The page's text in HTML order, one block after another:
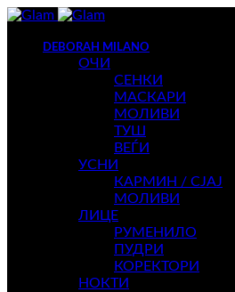
DEBORAH MILANO
ОЧИ
СЕНКИ
МАСКАРИ
МОЛИВИ
ТУШ
ВЕЃИ
УСНИ
КАРМИН / СЈАЈ
МОЛИВИ
ЛИЦЕ
РУМЕНИЛО
ПУДРИ
КОРЕКТОРИ
НОКТИ